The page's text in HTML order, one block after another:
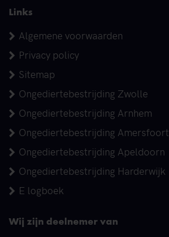
Links
Algemene voorwaarden
Privacy policy
Sitemap
Ongediertebestrijding Zwolle
Ongediertebestrijding Arnhem
Ongediertebestrijding Amersfoort
Ongediertebestrijding Apeldoorn
Ongediertebestrijding Harderwijk
E logboek
Wij zijn deelnemer van